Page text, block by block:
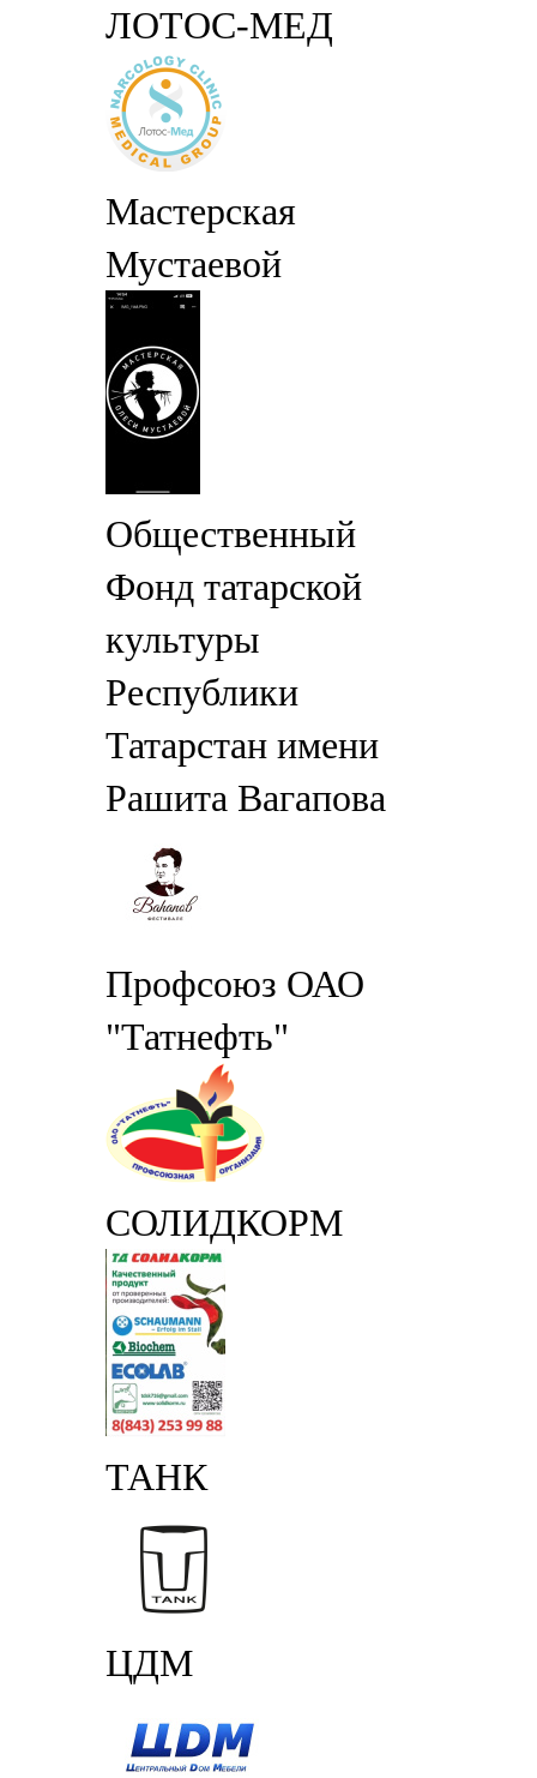
ЛОТОС-МЕД
Мастерская
Мустаевой
Общественный
Фонд татарской
культуры
Республики
Татарстан имени
Рашита Вагапова
Профсоюз ОАО
"Татнефть"
СОЛИДКОРМ
ТАНК
ЦДМ